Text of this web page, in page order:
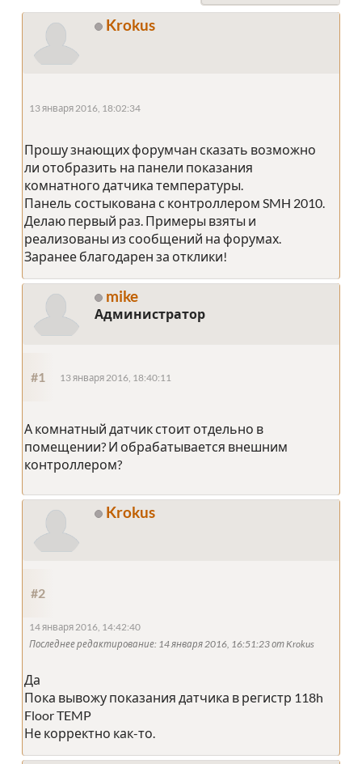
Krokus
13 января 2016, 18:02:34
Прошу знающих форумчан сказать возможно
ли отобразить на панели показания
комнатного датчика температуры.
Панель состыкована с контроллером SMH 2010.
Делаю первый раз. Примеры взяты и
реализованы из сообщений на форумах.
Заранее благодарен за отклики!
mike
Администратор
#1 13 января 2016, 18:40:11
А комнатный датчик стоит отдельно в
помещении? И обрабатывается внешним
контроллером?
Krokus
#2
14 января 2016, 14:42:40
Последнее редактирование: 14 января 2016, 16:51:23 от Krokus
Да
Пока вывожу показания датчика в регистр 118h
Floor TEMP
Не корректно как-то.